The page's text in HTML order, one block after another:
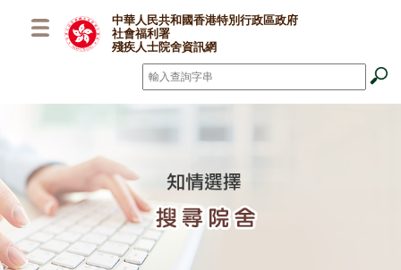
中華人民共和國香港特別行政區政府
社會福利署
殘疾人士院舍資訊網
搜尋*